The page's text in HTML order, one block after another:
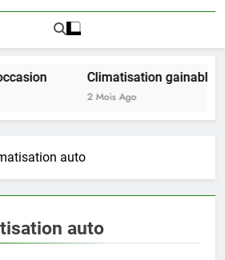
Climatisation gainable
2 Mois Ago
auto
auto